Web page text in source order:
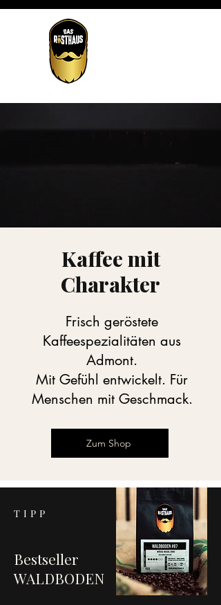
Kaffee mit
Charakter
Frisch geröstete
Kaffeespezialitäten aus
Admont.
Mit Gefühl entwickelt. Für
Menschen mit Geschmack.
Zum Shop
TIPP
Bestseller
WALDBODEN